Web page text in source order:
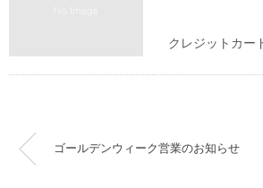
クレジットカー
ゴールデンウィーク営業のお知らせ